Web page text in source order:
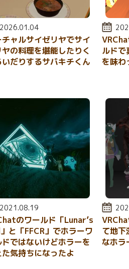
投稿日:
2026.01.04
ャルサイゼリヤでサイ
の料理を堪能したりく
いだりするサバキチくん
投稿
ルドで
を味わ
投稿日:
2021.08.19
のワールド「Lunar’s
と「FFCR」でホラーワ
ドではないけどホラーを
気持ちになったよ
投
て地下
なホラ